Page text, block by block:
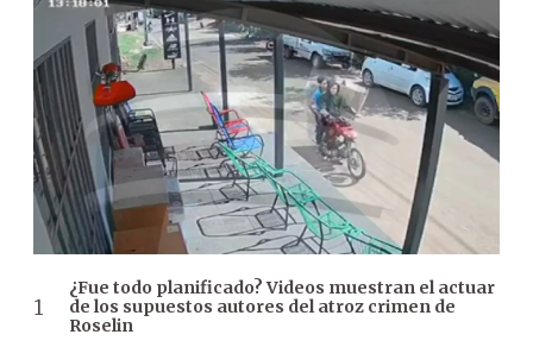
¿Fue todo planificado? Videos muestran el actuar
de los supuestos autores del atroz crimen de
Roselin